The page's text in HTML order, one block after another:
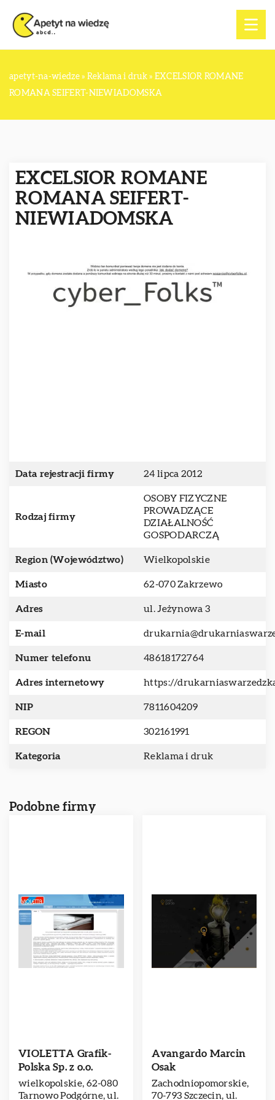
apetyt-na-wiedze» Reklama i druk» EXCELSIOR ROMANE
ROMANA SEIFERT-NIEWIADOMSKA
EXCELSIOR ROMANE
ROMANA SEIFERT-
NIEWIADOMSKA
Data rejestracji firmy 24 lipca 2012
Rodzaj firmy
OSOBY FIZYCZNE
PROWADZĄCE
DZIAŁALNOŚĆ
GOSPODARCZĄ
Region (Województwo) Wielkopolskie
Miasto 62-070 Zakrzewo
Adres ul. Jeżynowa 3
E-mail
Numer telefonu 48618172764
Adres internetowy https://
NIP 7811604209
REGON 302161991
Kategoria Reklama i druk
Podobne firmy
VIOLETTA Grafik-
Polska Sp. z o.o.
wielkopolskie, 62-080
Tarnowo Podgórne, ul.
Avangardo Marcin
Osak
Zachodniopomorskie,
70-793 Szczecin, ul.